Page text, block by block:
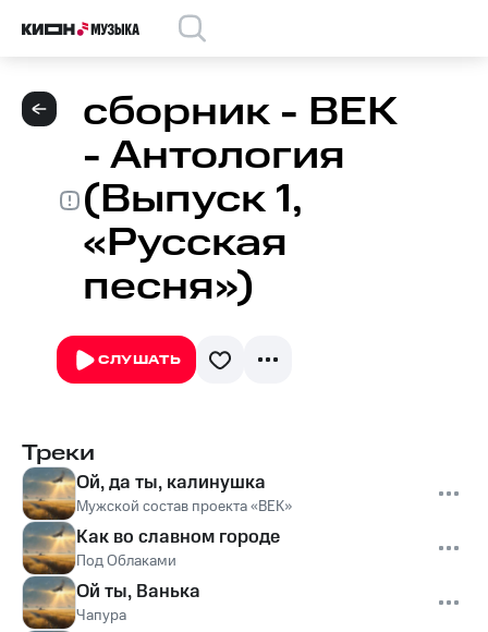
сборник - ВЕК
- Антология
(Выпуск 1,
«Русская
песня»)
СЛУШАТЬ
Треки
Ой, да ты, калинушка
Мужской состав проекта «ВЕК»
Как во славном городе
Под Облаками
Ой ты, Ванька
Чапура